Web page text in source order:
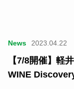
News 2023.04.22
【7/8開催】軽
WINE